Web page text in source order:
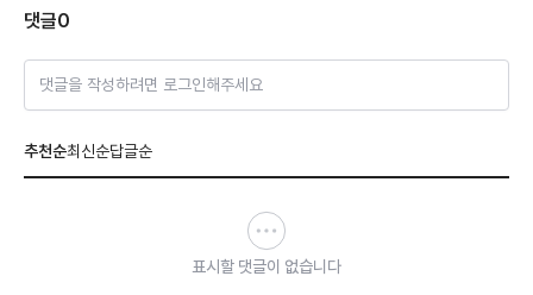
댓글0
댓글을 작성하려면 로그인해주세요
추천순최신순답글순
표시할 댓글이 없습니다